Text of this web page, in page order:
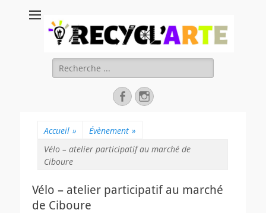
Recycl'Arte, faire
soi-même et
réduire les
déchets
Rechercher :
FacebookInstagram
Accueil » Évènement »
Vélo – atelier participatif au marché de
Ciboure
Vélo – atelier participatif au marché
de Ciboure